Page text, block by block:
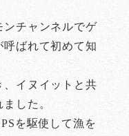
ンチャンネルでゲ
呼ばれて初めて知
、イヌイットと共
ました。
を駆使して漁を